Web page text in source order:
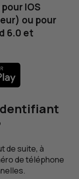
IOS
ou pour
6.0 et
de suite, à
de téléphone